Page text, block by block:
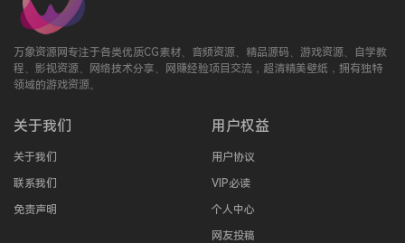
万象资源网专注于各类优质CG素材、音频资源、精品源码、游戏资源、自学教
程、影视资源、网络技术分享、网赚经验项目交流，超清精美壁纸，拥有独特
领域的游戏资源。
关于我们
关于我们
联系我们
免责声明
用户权益
用户协议
VIP必读
个人中心
网友投稿